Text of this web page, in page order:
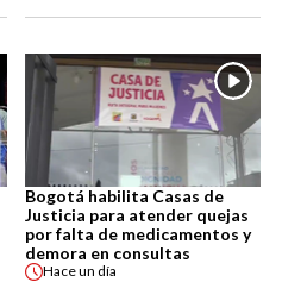
Bogotá habilita Casas de
Justicia para atender quejas
por falta de medicamentos y
demora en consultas
Haceun día